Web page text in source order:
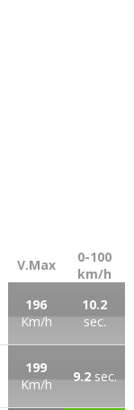
V.Max
0-100
km/h
196
Km/h
10.2
sec.
199
Km/h
9.2sec.